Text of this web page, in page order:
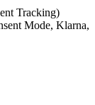
Tracking)
Mode, Klarna,